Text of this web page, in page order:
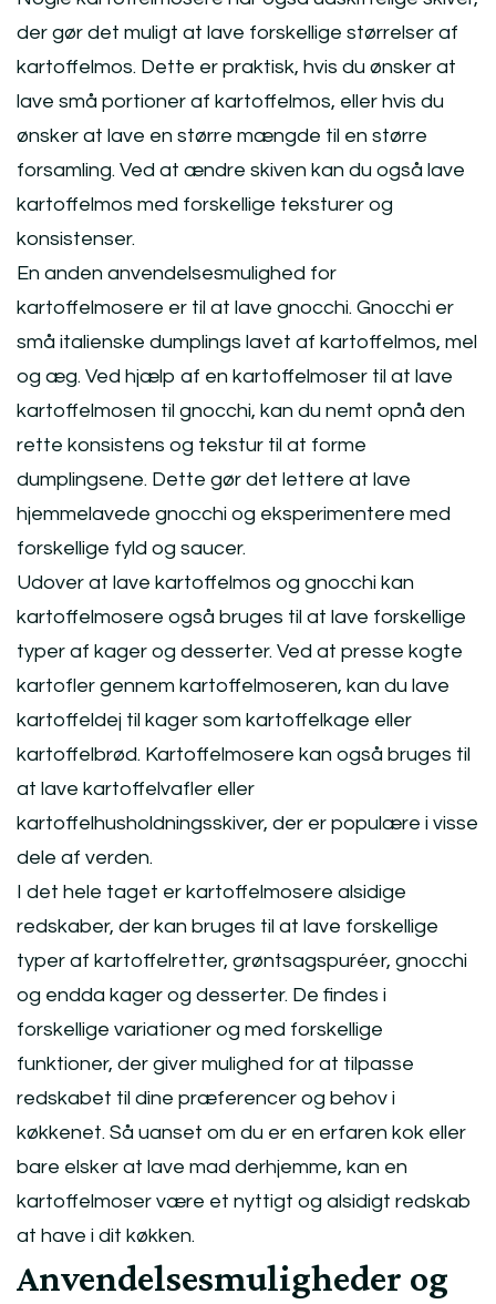
der gør det muligt at lave forskellige størrelser af
kartoffelmos. Dette er praktisk, hvis du ønsker at
lave små portioner af kartoffelmos, eller hvis du
ønsker at lave en større mængde til en større
forsamling. Ved at ændre skiven kan du også lave
kartoffelmos med forskellige teksturer og
konsistenser.
En anden anvendelsesmulighed for
kartoffelmosere er til at lave gnocchi. Gnocchi er
små italienske dumplings lavet af kartoffelmos, mel
og æg. Ved hjælp af en kartoffelmoser til at lave
kartoffelmosen til gnocchi, kan du nemt opnå den
rette konsistens og tekstur til at forme
dumplingsene. Dette gør det lettere at lave
hjemmelavede gnocchi og eksperimentere med
forskellige fyld og saucer.
Udover at lave kartoffelmos og gnocchi kan
kartoffelmosere også bruges til at lave forskellige
typer af kager og desserter. Ved at presse kogte
kartofler gennem kartoffelmoseren, kan du lave
kartoffeldej til kager som kartoffelkage eller
kartoffelbrød. Kartoffelmosere kan også bruges til
at lave kartoffelvafler eller
kartoffelhusholdningsskiver, der er populære i visse
dele af verden.
I det hele taget er kartoffelmosere alsidige
redskaber, der kan bruges til at lave forskellige
typer af kartoffelretter, grøntsagspuréer, gnocchi
og endda kager og desserter. De findes i
forskellige variationer og med forskellige
funktioner, der giver mulighed for at tilpasse
redskabet til dine præferencer og behov i
køkkenet. Så uanset om du er en erfaren kok eller
bare elsker at lave mad derhjemme, kan en
kartoffelmoser være et nyttigt og alsidigt redskab
at have i dit køkken.
Anvendelsesmuligheder og